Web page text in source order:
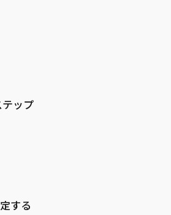
ップ
する